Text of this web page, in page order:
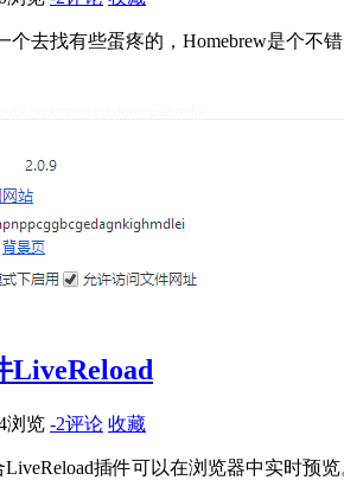
去找有些蛋疼的，Homebrew是个不错
LiveReload
浏览 -2评论 收藏
插件可以在浏览器中实时预